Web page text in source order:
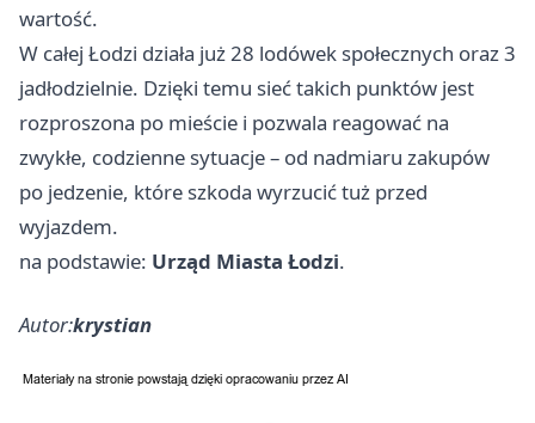
wartość.
W całej Łodzi działa już 28 lodówek społecznych oraz 3
jadłodzielnie. Dzięki temu sieć takich punktów jest
rozproszona po mieście i pozwala reagować na
zwykłe, codzienne sytuacje – od nadmiaru zakupów
po jedzenie, które szkoda wyrzucić tuż przed
wyjazdem.
na podstawie: Urząd Miasta Łodzi.
Autor:krystian